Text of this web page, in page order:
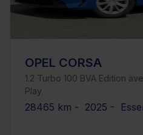
OPEL CORSA
1.2 Turbo 100 BVA Edition
Play
28465 km - 2025 -